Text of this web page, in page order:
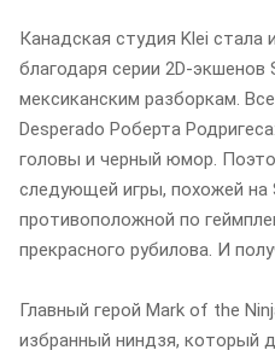
Канадская студия Klei стала
благодаря серии 2D-экшенов
мексиканским разборкам.
Desperado Роберта
головы и черный юмор.
следующей игры, похожей на
противоположной по
прекрасного рубилова. И
Главный герой Mark of the
избранный ниндзя, который